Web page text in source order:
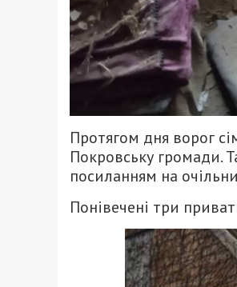
Протягом дня ворог
Покровську громади.
посиланням на
Понівечені три